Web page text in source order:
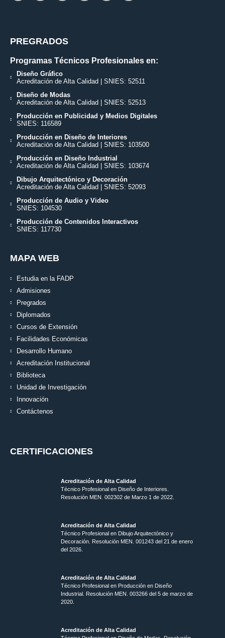
PREGRADOS
Programas Técnicos Profesionales en:
Diseño Gráfico
Acreditación de Alta Calidad | SNIES: 52511
Diseño de Modas
Acreditación de Alta Calidad | SNIES: 52513
Producción en Publicidad y Medios Digitales
SNIES: 116589
Producción en Diseño de Interiores
Acreditación de Alta Calidad | SNIES: 103500
Producción en Diseño Industrial
Acreditación de Alta Calidad | SNIES: 103674
Dibujo Arquitectónico y Decoración
Acreditación de Alta Calidad | SNIES: 52093
Producción de Audio y Video
SNIES: 104530
Producción de Contenidos Interactivos
SNIES: 117730
MAPA WEB
Estudia en la FADP
Admisiones
Pregrados
Diplomados
Cursos de Extensión
Facilidades Económicas
Desarrollo Humano
Acreditación Institucional
Biblioteca
Unidad de Investigación
Innovación
Contáctenos
CERTIFICACIONES
Acreditación de Alta Calidad
Técnico Profesional en Diseño de Interiores.
Resolución MEN. 002302 de Marzo 1 de 2022.
Acreditación de Alta Calidad
Técnico Profesional en Dibujo Arquitectónico y
Decoración. Resolución MEN. 001243 del 21 de enero
del 2026.
Acreditación de Alta Calidad
Técnico Profesional en Producción en Diseño
Industrial. Resolución MEN. 003266 del 5 de marzo de
2020.
Acreditación de Alta Calidad